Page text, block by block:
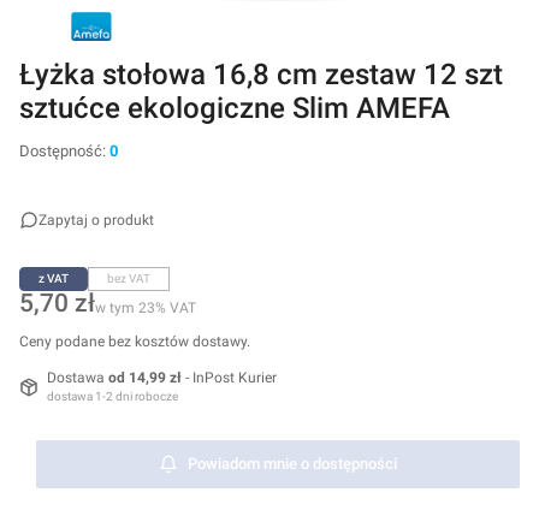
Łyżka stołowa 16,8 cm zestaw 12 szt
sztućce ekologiczne Slim AMEFA
Dostępność: 0
Zapytaj o produkt
z VAT bez VAT
Cena
5,70 złw tym 23% VAT
w tym 23% VAT
Ceny podane bez kosztów dostawy.
Dostawa od 14,99 zł - InPost Kurier
dostawa 1-2 dni robocze
Powiadom mnie o dostępności